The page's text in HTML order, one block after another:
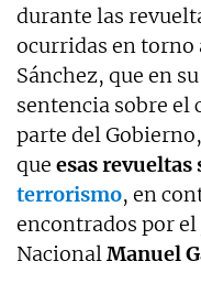
durante las
ocurridas en torno
Sánchez, que en
sentencia sobre el
parte del
que esas revueltas
terrorismo, en
encontrados por
NacionalManuel